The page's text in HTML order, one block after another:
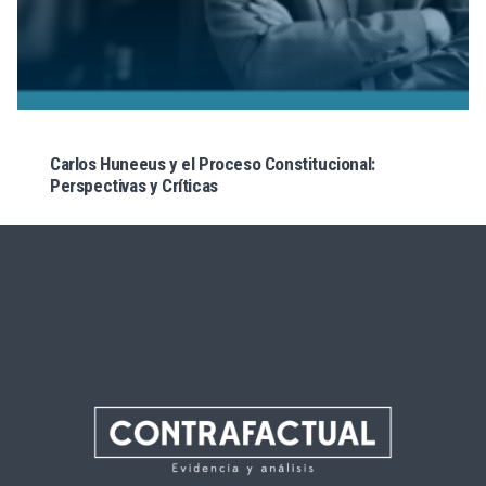
Carlos Huneeus y el Proceso Constitucional:
Perspectivas y Críticas